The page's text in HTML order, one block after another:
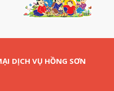
DỊCH VỤ HỒNG SƠN